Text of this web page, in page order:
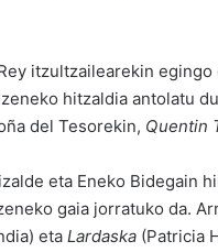
itzultzailearekin
hitzaldia antolatu
del Tesorekin, Quentin
eta Eneko Bidegain
gaia jorratuko da.
eta Lardaska (Patricia